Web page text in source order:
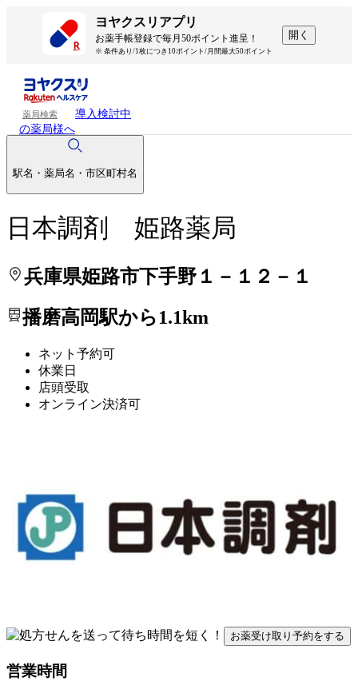
ヨヤクスリアプリ
お薬手帳登録で毎月50ポイント進呈！
※ 条件あり/1枚につき10ポイント/月間最大50ポイント
開く
薬局検索
導入検討中
の薬局様へ
駅名・薬局名・市区町村名
日本調剤 姫路薬局
兵庫県姫路市下手野１－１２－１
播磨高岡駅から1.1km
ネット予約可
休業日
店頭受取
オンライン決済可
処方せんを送って待ち時間を短く！
お薬受け取り予約をする
営業時間
処方せんを送って待ち時間を短く！